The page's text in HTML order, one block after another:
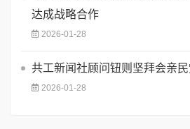
达成战略合作
2026-01-28
共工新闻社顾问钮则坚拜会亲
2026-01-28